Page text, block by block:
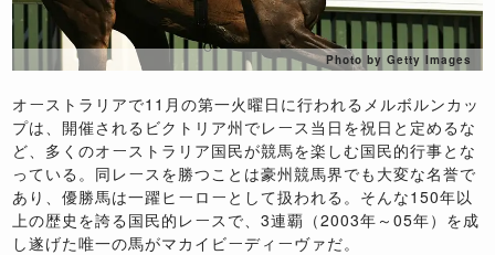
Photo by Getty Images
オーストラリアで11月の第一火曜日に行われるメルボルンカッ
プは、開催されるビクトリア州でレース当日を祝日と定めるな
ど、多くのオーストラリア国民が競馬を楽しむ国民的行事とな
っている。同レースを勝つことは豪州競馬界でも大変な名誉で
あり、優勝馬は一躍ヒーローとして扱われる。そんな150年以
上の歴史を誇る国民的レースで、3連覇（2003年～05年）を成
し遂げた唯一の馬がマカイビーディーヴァだ。